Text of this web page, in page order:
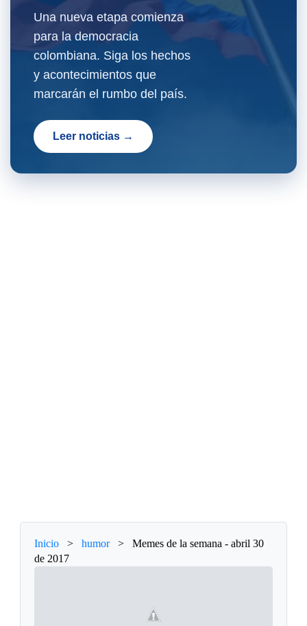
Una nueva etapa comienza
para la democracia
colombiana. Siga los hechos
y acontecimientos que
marcarán el rumbo del país.
Leer noticias →
Inicio > humor >
Memes de la semana - abril 30
de 2017